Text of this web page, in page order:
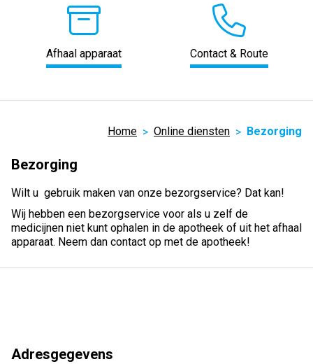
Afhaal apparaat Contact & Route
Home Online diensten Bezorging
Bezorging
Wilt u gebruik maken van onze bezorgservice? Dat kan!
Wij hebben een bezorgservice voor als u zelf de
medicijnen niet kunt ophalen in de apotheek of uit het afhaal
apparaat. Neem dan contact op met de apotheek!
Adresgegevens